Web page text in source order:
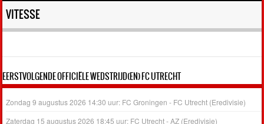
Skip to content
VITESSE
EERSTVOLGENDE OFFICIËLE WEDSTRIJD(EN) FC UTRECHT
Zondag 9 augustus 2026 14:30 uur: FC Groningen - FC Utrecht (Eredivisie)
Zaterdag 15 augustus 2026 18:45 uur: FC Utrecht - AZ (Eredivisie)